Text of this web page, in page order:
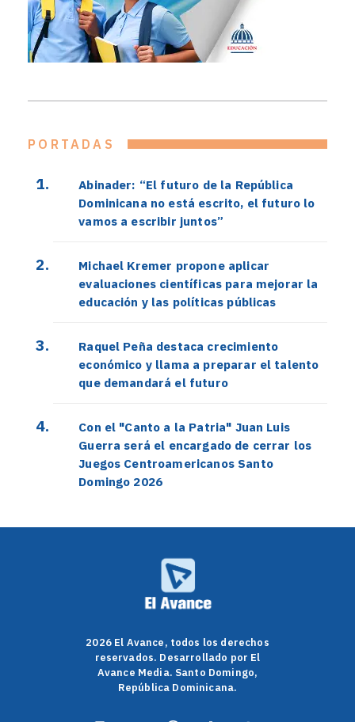
PORTADAS
Abinader: “El futuro de la República
Dominicana no está escrito, el futuro lo
vamos a escribir juntos”
Michael Kremer propone aplicar
evaluaciones científicas para mejorar la
educación y las políticas públicas
Raquel Peña destaca crecimiento
económico y llama a preparar el talento
que demandará el futuro
Con el "Canto a la Patria" Juan Luis
Guerra será el encargado de cerrar los
Juegos Centroamericanos Santo
Domingo 2026
2026 El Avance, todos los derechos
reservados. Desarrollado por El
Avance Media. Santo Domingo,
República Dominicana.